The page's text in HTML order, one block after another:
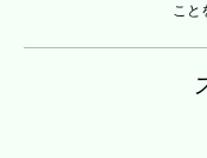
こと